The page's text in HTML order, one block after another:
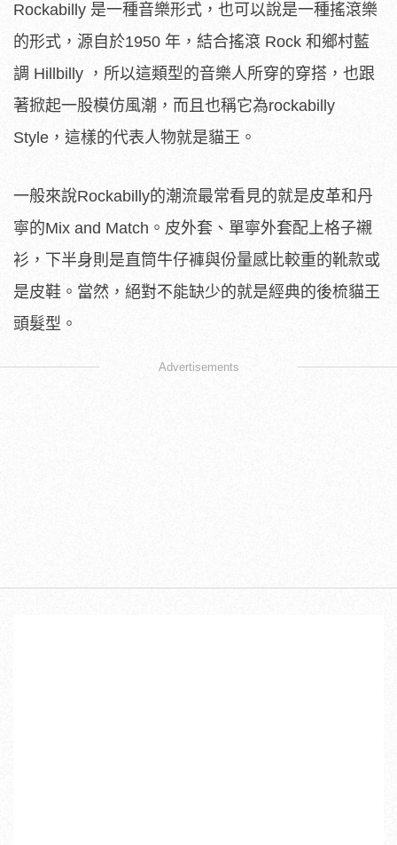
Rockabilly 是一種音樂形式，也可以說是一種搖滾樂
的形式，源自於1950 年，結合搖滾 Rock 和鄉村藍
調 Hillbilly ，所以這類型的音樂人所穿的穿搭，也跟
著掀起一股模仿風潮，而且也稱它為rockabilly
Style，這樣的代表人物就是貓王。
一般來說Rockabilly的潮流最常看見的就是皮革和丹
寧的Mix and Match。皮外套、單寧外套配上格子襯
衫，下半身則是直筒牛仔褲與份量感比較重的靴款或
是皮鞋。當然，絕對不能缺少的就是經典的後梳貓王
頭髮型。
Advertisements